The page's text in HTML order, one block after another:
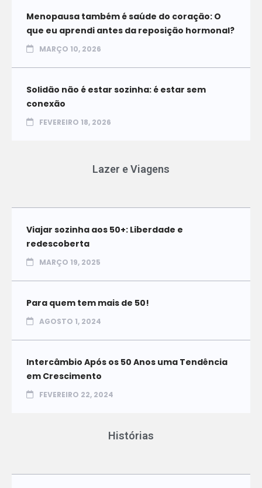
Menopausa também é saúde do coração: O
que eu aprendi antes da reposição hormonal?
MARÇO 10, 2026
Solidão não é estar sozinha: é estar sem
conexão
FEVEREIRO 18, 2026
Lazer e Viagens
Viajar sozinha aos 50+: Liberdade e
redescoberta
MARÇO 19, 2025
Para quem tem mais de 50!
AGOSTO 1, 2024
Intercâmbio Após os 50 Anos uma Tendência
em Crescimento
FEVEREIRO 22, 2024
Histórias